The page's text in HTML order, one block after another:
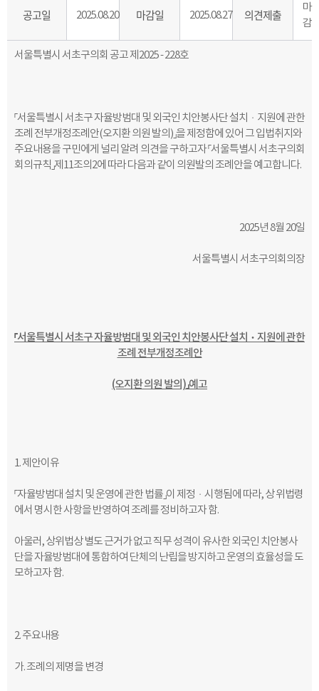
공고일 2025.08.20 마감일 2025.08.27 의견제출
마
감
서울특별시 서초구의회 공고 제 2025 - 228호
「서울특별시 서초구 자율방범대 및 외국인 치안봉사단 설치ㆍ지원에 관한
조례 전부개정조례안(오지환 의원 발의 ) 을 제정함에 있어 그 입법취지와
주요내용을 구민에게 널리 알려 의견을 구하고자「서울특별시 서초구의회
회의규칙 제 11조의 2에 따라 다음과 같이 의원발의 조례안을 예고합니다.
2025년8월 20일
서울특별시 서초구의회의장
「서울특별시 서초구 자율방범대 및 외국인 치안봉사단 설치ㆍ지원에 관한
조례 전부개정조례안
(오지환 의원 발의)」예고
1.제안이유
「자율방범대 설치 및 운영에 관한 법률 이 제정ㆍ시행됨에 따라,상 위법령
에서 명시한 사항을 반영하여 조례를 정비하고자 함.
아울러,상위법상 별도 근거가 없고 직무 성격이 유사한 외국인 치안봉사
단을자율방범대에 통합하여 단체의 난립을 방지하고 운영의 효율성을 도
모하고자 함.
2.주요내용
가.조례의 제명을 변경